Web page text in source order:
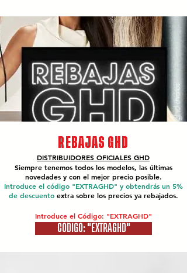
REBAJAS GHD
DISTRIBUIDORES OFICIALES GHD
Siempre tenemos todos los modelos, las últimas
novedades y con el mejor precio posible.
Introduce el código "EXTRAGHD" y obtendrás un 5%
de descuento extra sobre los precios ya rebajados.
Introduce el Código: "EXTRAGHD"
CÓDIGO: "EXTRAGHD"